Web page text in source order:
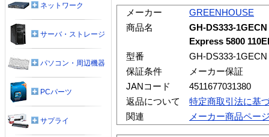
メーカー
GREENHOUSE
商品名
GH-DS333-
Express 5800
型番
GH-DS333-1GECN
保証条件
メーカー保証
JANコード
4511677031380
返品について
特定商取引法に基
関連
メーカー商品ペー
ネットワーク
サーバ・ストレージ
パソコン・周辺機器
PCパーツ
サプライ